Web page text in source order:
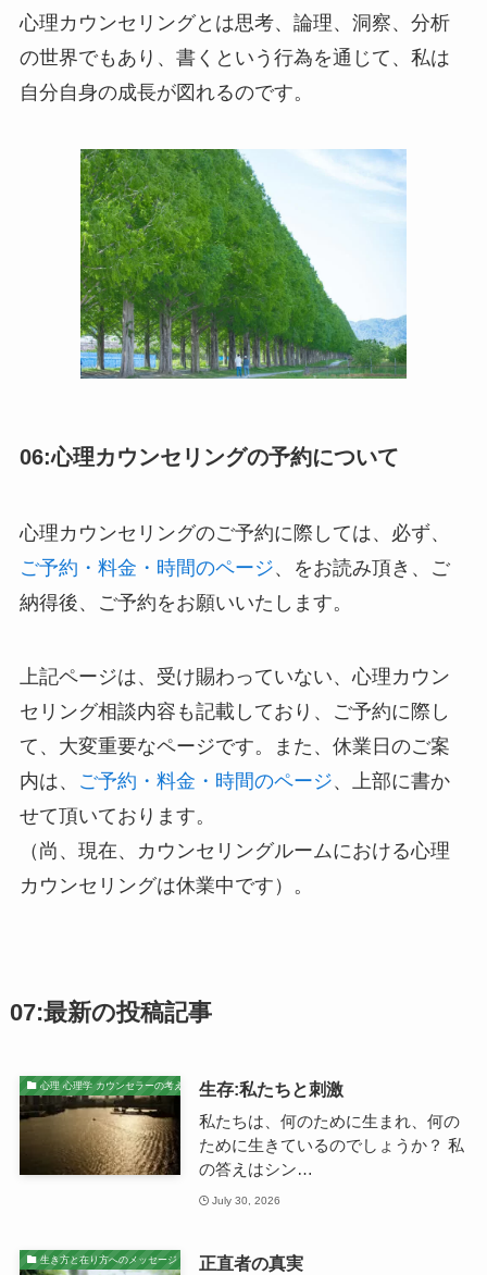
心理カウンセリングとは思考、論理、洞察、分析
の世界でもあり、書くという行為を通じて、私は
自分自身の成長が図れるのです。
06:心理カウンセリングの予約について
心理カウンセリングのご予約に際しては、必ず、
ご予約・料金・時間のページ、をお読み頂き、ご
納得後、ご予約をお願いいたします。
上記ページは、受け賜わっていない、心理カウン
セリング相談内容も記載しており、ご予約に際し
て、大変重要なページです。また、休業日のご案
内は、
ご予約・料金・時間のページ、上部に書か
せて頂いております。
（尚、現在、カウンセリングルームにおける心理
カウンセリングは休業中です）。
07:最新の投稿記事
心理 心理学 カウンセラーの考え 生存:私たちと刺激
私たちは、何のために生まれ、何の
ために生きているのでしょうか？ 私
の答えはシン…
July 30, 2026
生き方と在り方へのメッセージ 正直者の真実